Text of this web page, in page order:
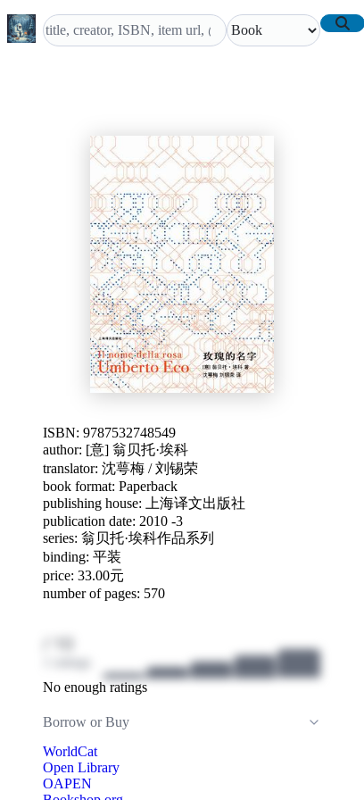
ISBN: 9787532748549
author: [意] 翁贝托·埃科
translator: 沈萼梅 /刘锡荣
book format: Paperback
publishing house: 上海译文出版社
publication date: 2010 -3
series: 翁贝托·埃科作品系列
binding: 平装
price: 33.00元
number of pages: 570
/ 10
No enough ratings
Borrow or Buy
WorldCat
Open Library
OAPEN